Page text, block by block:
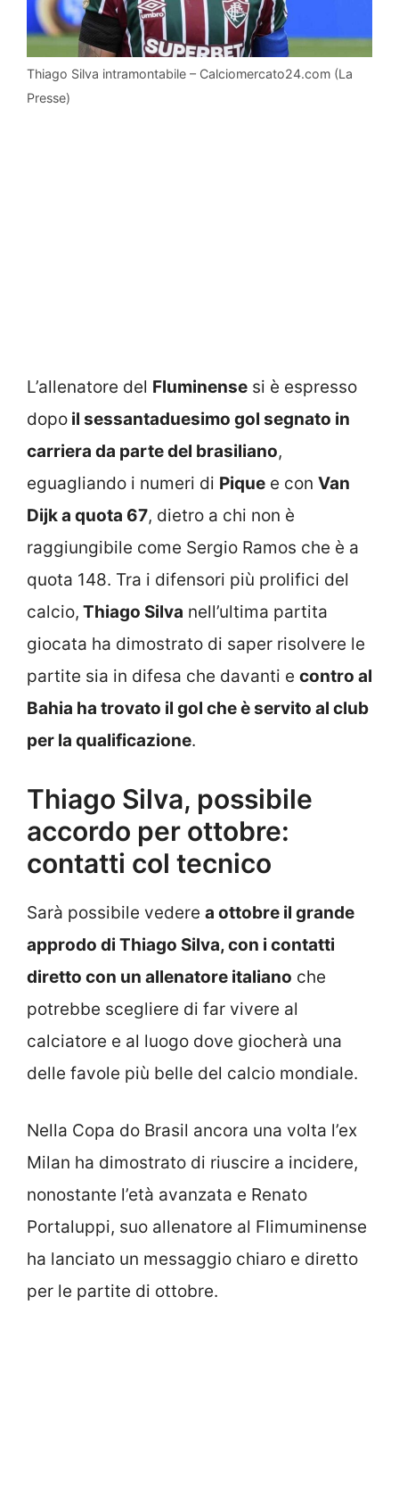
Thiago Silva intramontabile – Calciomercato24.com (La
Presse)
L’allenatore del Fluminense si è espresso
dopo il sessantaduesimo gol segnato in
carriera da parte del brasiliano,
eguagliando i numeri di Pique e con Van
Dijk a quota 67, dietro a chi non è
raggiungibile come Sergio Ramos che è a
quota 148. Tra i difensori più prolifici del
calcio, Thiago Silva nell’ultima partita
giocata ha dimostrato di saper risolvere le
partite sia in difesa che davanti e contro al
Bahia ha trovato il gol che è servito al club
per la qualificazione.
Thiago Silva, possibile
accordo per ottobre:
contatti col tecnico
Sarà possibile vedere a ottobre il grande
approdo di Thiago Silva, con i contatti
diretto con un allenatore italiano che
potrebbe scegliere di far vivere al
calciatore e al luogo dove giocherà una
delle favole più belle del calcio mondiale.
Nella Copa do Brasil ancora una volta l’ex
Milan ha dimostrato di riuscire a incidere,
nonostante l’età avanzata e Renato
Portaluppi, suo allenatore al Flimuminense
ha lanciato un messaggio chiaro e diretto
per le partite di ottobre.